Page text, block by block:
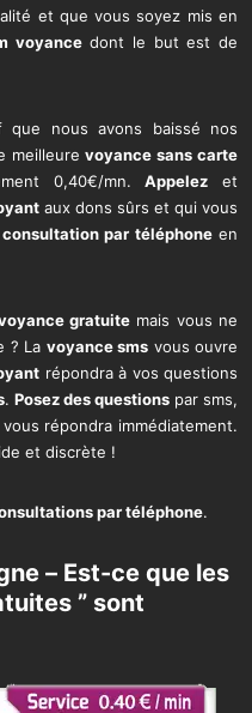
et que vous soyez mis en
voyancedont le but est de
que nous avons baissé nos
meilleurevoyance sans carte
0,40€/mn.Appelez et
aux dons sûrs et qui vous
consultation par téléphoneen
gratuite mais vous ne
? La voyance sms vous ouvre
répondra à vos questions
. Posez des questions par sms,
répondra immédiatement.
et discrète !
par téléphone.
– Est-ce que les
” sont